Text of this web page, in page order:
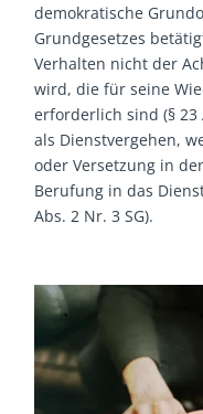
demokratische
Grundgesetzes
Verhalten nicht der
wird, die für seine
erforderlich sind (§ 23
als Dienstvergehen,
oder Versetzung in
Berufung in das
Abs. 2 Nr. 3 SG).